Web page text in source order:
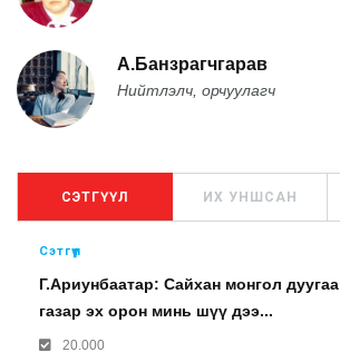
А.Банзрагчгарав
Нийтлэлч, орчуулагч
СЭТГҮҮЛ ИХ УНШСАН
Сэтгүүл
Г.Ариунбаатар: Сайхан монгол
газар эх орон минь шүү дээ...
20.000